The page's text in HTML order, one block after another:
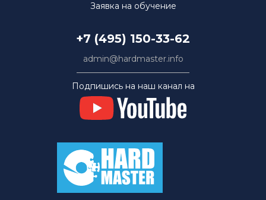
Заявка на обучение
+7 (495) 150-33-62
admin@hardmaster.info
Подпишись на наш канал на